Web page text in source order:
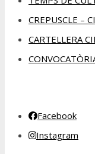
CREPUSCLE –
CARTELLERA
Facebook
Instagram